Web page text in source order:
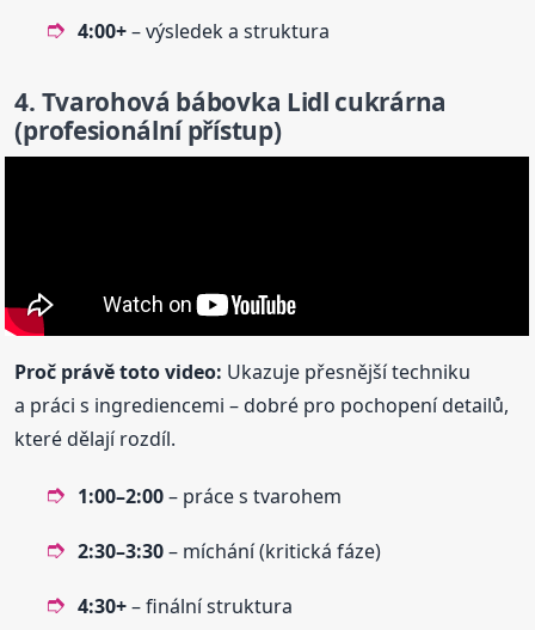
4:00+– výsledek a struktura
4. Tvarohová bábovka Lidl cukrárna
(profesionální přístup)
Proč právě toto video: Ukazuje přesnější techniku
a práci s ingrediencemi – dobré pro pochopení detailů,
které dělají rozdíl.
1:00–2:00– práce s tvarohem
2:30–3:30– míchání (kritická fáze)
4:30+– finální struktura